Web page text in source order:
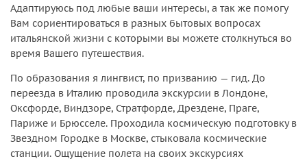
Адаптируюсь под любые ваши интересы, а так же помогу
Вам сориентироваться в разных бытовых вопросах
итальянской жизни с которыми вы можете столкнуться во
время Вашего путешествия.
По образования я лингвист, по призванию — гид. До
переезда в Италию проводила экскурсии в Лондоне,
Оксфорде, Виндзоре, Стратфорде, Дрездене, Праге,
Париже и Брюсселе. Проходила космическую подготовку в
Звездном Городке в Москве, стыковала космические
станции. Ощущение полета на своих экскурсиях